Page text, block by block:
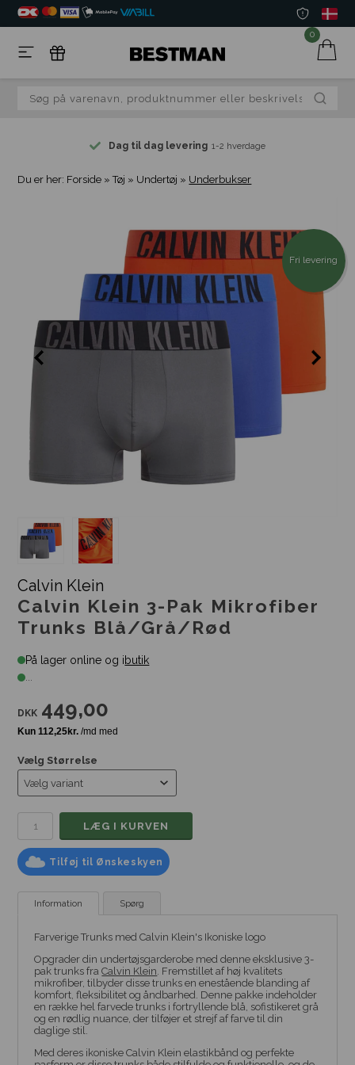
0
Dag til dag levering 1-2 hverdage
Du er her: Forside »Tøj » Undertøj » Underbukser
Fri levering
Calvin Klein
Calvin Klein 3-Pak Mikrofiber
Trunks Blå/Grå/Rød
På lager online og ibutik
...
DKK 449,00
Vælg Størrelse
Tilføj til Ønskeskyen
Information Spørg
Farverige Trunks med Calvin Klein's Ikoniske logo
Opgrader din undertøjsgarderobe med denne eksklusive 3-
pak trunks fraCalvin Klein. Fremstillet af høj kvalitets
mikrofiber, tilbyder disse trunks en enestående blanding af
komfort, fleksibilitet og åndbarhed. Denne pakke indeholder
en række hel farvede trunks i fortryllende blå, sofistikeret grå
og en rødlig nuance, der tilføjer et strejf af farve til din
daglige stil.
Med deres ikoniske Calvin Klein elastikbånd og perfekte